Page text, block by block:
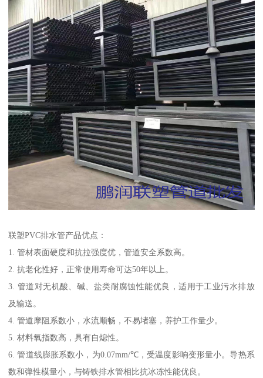
联塑PVC排水管产品优点：
1. 管材表面硬度和抗拉强度优，管道安全系数高。
2. 抗老化性好，正常使用寿命可达50年以上。
3. 管道对无机酸、碱、盐类耐腐蚀性能优良，适用于工业污水排放
及输送。
4. 管道摩阻系数小，水流顺畅，不易堵塞，养护工作量少。
5. 材料氧指数高，具有自熄性。
6. 管道线膨胀系数小，为0.07mm/℃，受温度影响变形量小。导热系
数和弹性模量小，与铸铁排水管相比抗冰冻性能优良。